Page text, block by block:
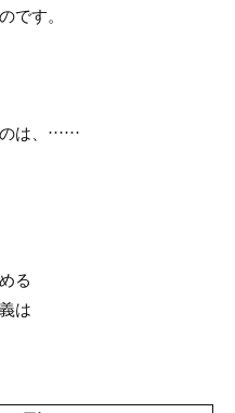
です。
のは、……
る
は